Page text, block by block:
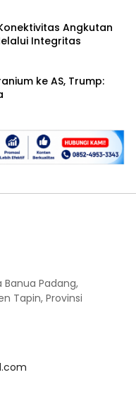
Angkutan
Integritas
ke AS, Trump:
Banua Padang,
Tapin, Provinsi